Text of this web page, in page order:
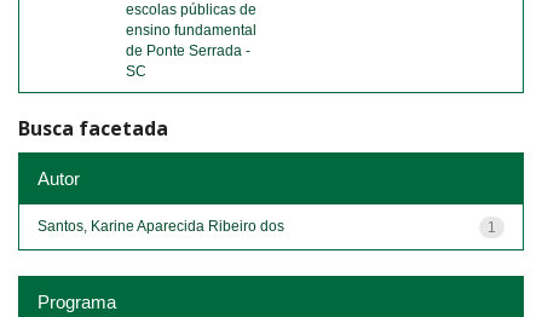
escolas públicas de
ensino fundamental
de Ponte Serrada -
SC
Busca facetada
Autor
1
Santos, Karine Aparecida Ribeiro dos
Programa